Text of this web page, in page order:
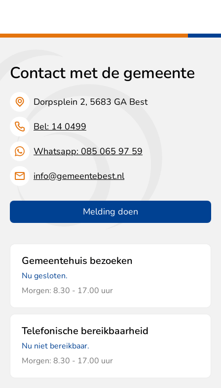
Contact met de gemeente
Dorpsplein 2, 5683 GA Best
Bel: 14 0499
Whatsapp: 085 065 97 59
info@gemeentebest.nl
Melding doen
Gemeentehuis bezoeken
Nu gesloten.
Morgen: 8.30 - 17.00 uur
Telefonische bereikbaarheid
Nu niet bereikbaar.
Morgen: 8.30 - 17.00 uur